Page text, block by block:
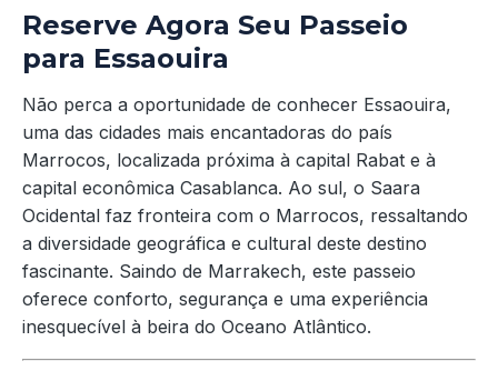
Reserve Agora Seu Passeio
para Essaouira
Não perca a oportunidade de conhecer Essaouira,
uma das cidades mais encantadoras do país
Marrocos, localizada próxima à capital Rabat e à
capital econômica Casablanca. Ao sul, o Saara
Ocidental faz fronteira com o Marrocos, ressaltando
a diversidade geográfica e cultural deste destino
fascinante. Saindo de Marrakech, este passeio
oferece conforto, segurança e uma experiência
inesquecível à beira do Oceano Atlântico.